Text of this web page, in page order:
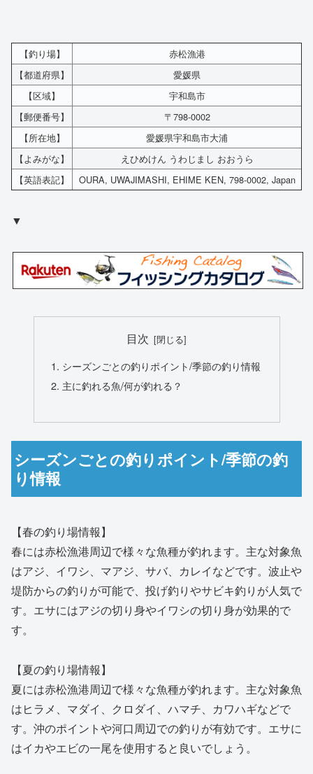
【釣り場】
赤松漁港
【都道府県】
愛媛県
【区域】
宇和島市
【郵便番号】
〒798-0002
【所在地】
愛媛県宇和島市大浦
【よみがな】
えひめけん うわじまし おおうら
【英語表記】
OURA, UWAJIMASHI, EHIME KEN, 798-0002, Japan
▼
目次
シーズンごとの釣りポイント/季節の釣り情報
主に釣れる魚/何が釣れる？
シーズンごとの釣りポイント/季節の釣
り情報
【春の釣り場情報】
春には赤松漁港周辺で様々な魚種が釣れます。主な対象魚
はアジ、イワシ、マアジ、サバ、カレイなどです。波止や
堤防からの釣りが可能で、投げ釣りやサビキ釣りが人気で
す。エサにはアジの切り身やイワシの切り身が効果的で
す。
【夏の釣り場情報】
夏には赤松漁港周辺で様々な魚種が釣れます。主な対象魚
はヒラメ、マダイ、クロダイ、ハマチ、カワハギなどで
す。沖のポイントや河口周辺での釣りが有効です。エサに
はイカやエビの一尾を使用すると良いでしょう。